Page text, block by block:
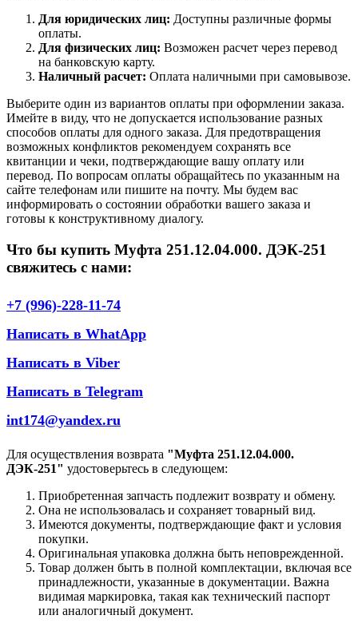
Для юридических лиц: Доступны различные формы
оплаты.
Для физических лиц: Возможен расчет через перевод
на банковскую карту.
Наличный расчет: Оплата наличными при самовывозе.
Выберите один из вариантов оплаты при оформлении заказа.
Имейте в виду, что не допускается использование разных
способов оплаты для одного заказа. Для предотвращения
возможных конфликтов рекомендуем сохранять все
квитанции и чеки, подтверждающие вашу оплату или
перевод. По вопросам оплаты обращайтесь по указанным на
сайте телефонам или пишите на почту. Мы будем вас
информировать о состоянии обработки вашего заказа и
готовы к конструктивному диалогу.
Что бы купить Муфта 251.12.04.000. ДЭК-251
свяжитесь с нами:
+7 (996)-228-11-74
Написать в WhatApp
Написать в Viber
Написать в Telegram
int174@yandex.ru
Для осуществления возврата "Муфта 251.12.04.000.
ДЭК-251" удостоверьтесь в следующем:
Приобретенная запчасть подлежит возврату и обмену.
Она не использовалась и сохраняет товарный вид.
Имеются документы, подтверждающие факт и условия
покупки.
Оригинальная упаковка должна быть неповрежденной.
Товар должен быть в полной комплектации, включая все
принадлежности, указанные в документации. Важна
видимая маркировка, такая как технический паспорт
или аналогичный документ.